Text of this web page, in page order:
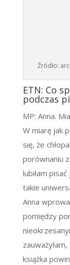
Źródło:
ETN: Co
podczas
MP: Anna.
W miarę jak
się, że
porównaniu
lubiłam
takie
Anna
pomiędzy
książka